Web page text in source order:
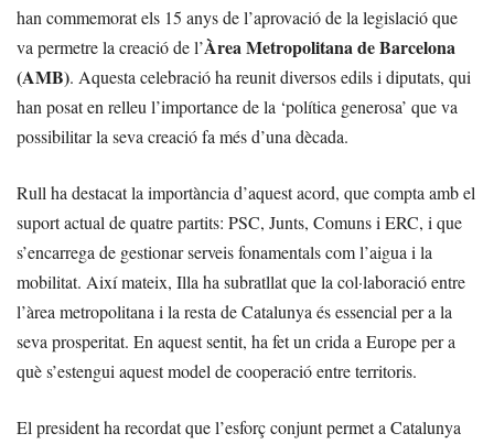
han commemorat els 15 anys de l’aprovació de la legislació que
va permetre la creació de l’Àrea Metropolitana de Barcelona
(AMB). Aquesta celebració ha reunit diversos edils i diputats, qui
han posat en relleu l’importance de la ‘política generosa’ que va
possibilitar la seva creació fa més d’una dècada.
Rull ha destacat la importància d’aquest acord, que compta amb el
suport actual de quatre partits: PSC, Junts, Comuns i ERC, i que
s’encarrega de gestionar serveis fonamentals com l’aigua i la
mobilitat. Així mateix, Illa ha subratllat que la col·laboració entre
l’àrea metropolitana i la resta de Catalunya és essencial per a la
seva prosperitat. En aquest sentit, ha fet un crida a Europe per a
què s’estengui aquest model de cooperació entre territoris.
El president ha recordat que l’esforç conjunt permet a Catalunya